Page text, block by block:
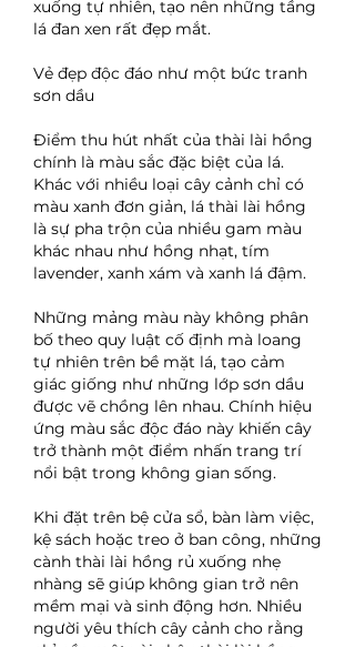
xuống tự nhiên, tạo nên những tầng
lá đan xen rất đẹp mắt.
Vẻ đẹp độc đáo như một bức tranh
sơn dầu
Điểm thu hút nhất của thài lài hồng
chính là màu sắc đặc biệt của lá.
Khác với nhiều loại cây cảnh chỉ có
màu xanh đơn giản, lá thài lài hồng
là sự pha trộn của nhiều gam màu
khác nhau như hồng nhạt, tím
lavender, xanh xám và xanh lá đậm.
Những mảng màu này không phân
bố theo quy luật cố định mà loang
tự nhiên trên bề mặt lá, tạo cảm
giác giống như những lớp sơn dầu
được vẽ chồng lên nhau. Chính hiệu
ứng màu sắc độc đáo này khiến cây
trở thành một điểm nhấn trang trí
nổi bật trong không gian sống.
Khi đặt trên bệ cửa sổ, bàn làm việc,
kệ sách hoặc treo ở ban công, những
cành thài lài hồng rủ xuống nhẹ
nhàng sẽ giúp không gian trở nên
mềm mại và sinh động hơn. Nhiều
người yêu thích cây cảnh cho rằng